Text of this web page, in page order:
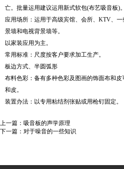
亡。批量运用建议运用新式软包(布艺吸音板)。
应用场所：运用于高级宾馆、会所、KTV、
景墙和电视背景墙等。
以家装应用为主。
常用标准：尺度按客户要求加工生产。
板边方式、半圆弧形
布料色彩：备有多种色彩及图画的饰面布和
和皮。
装置办法：以专用粘结剂张贴或用枪钉固定。
上一篇： 吸音板的声学原理
下一篇： 对于噪音的一些知识